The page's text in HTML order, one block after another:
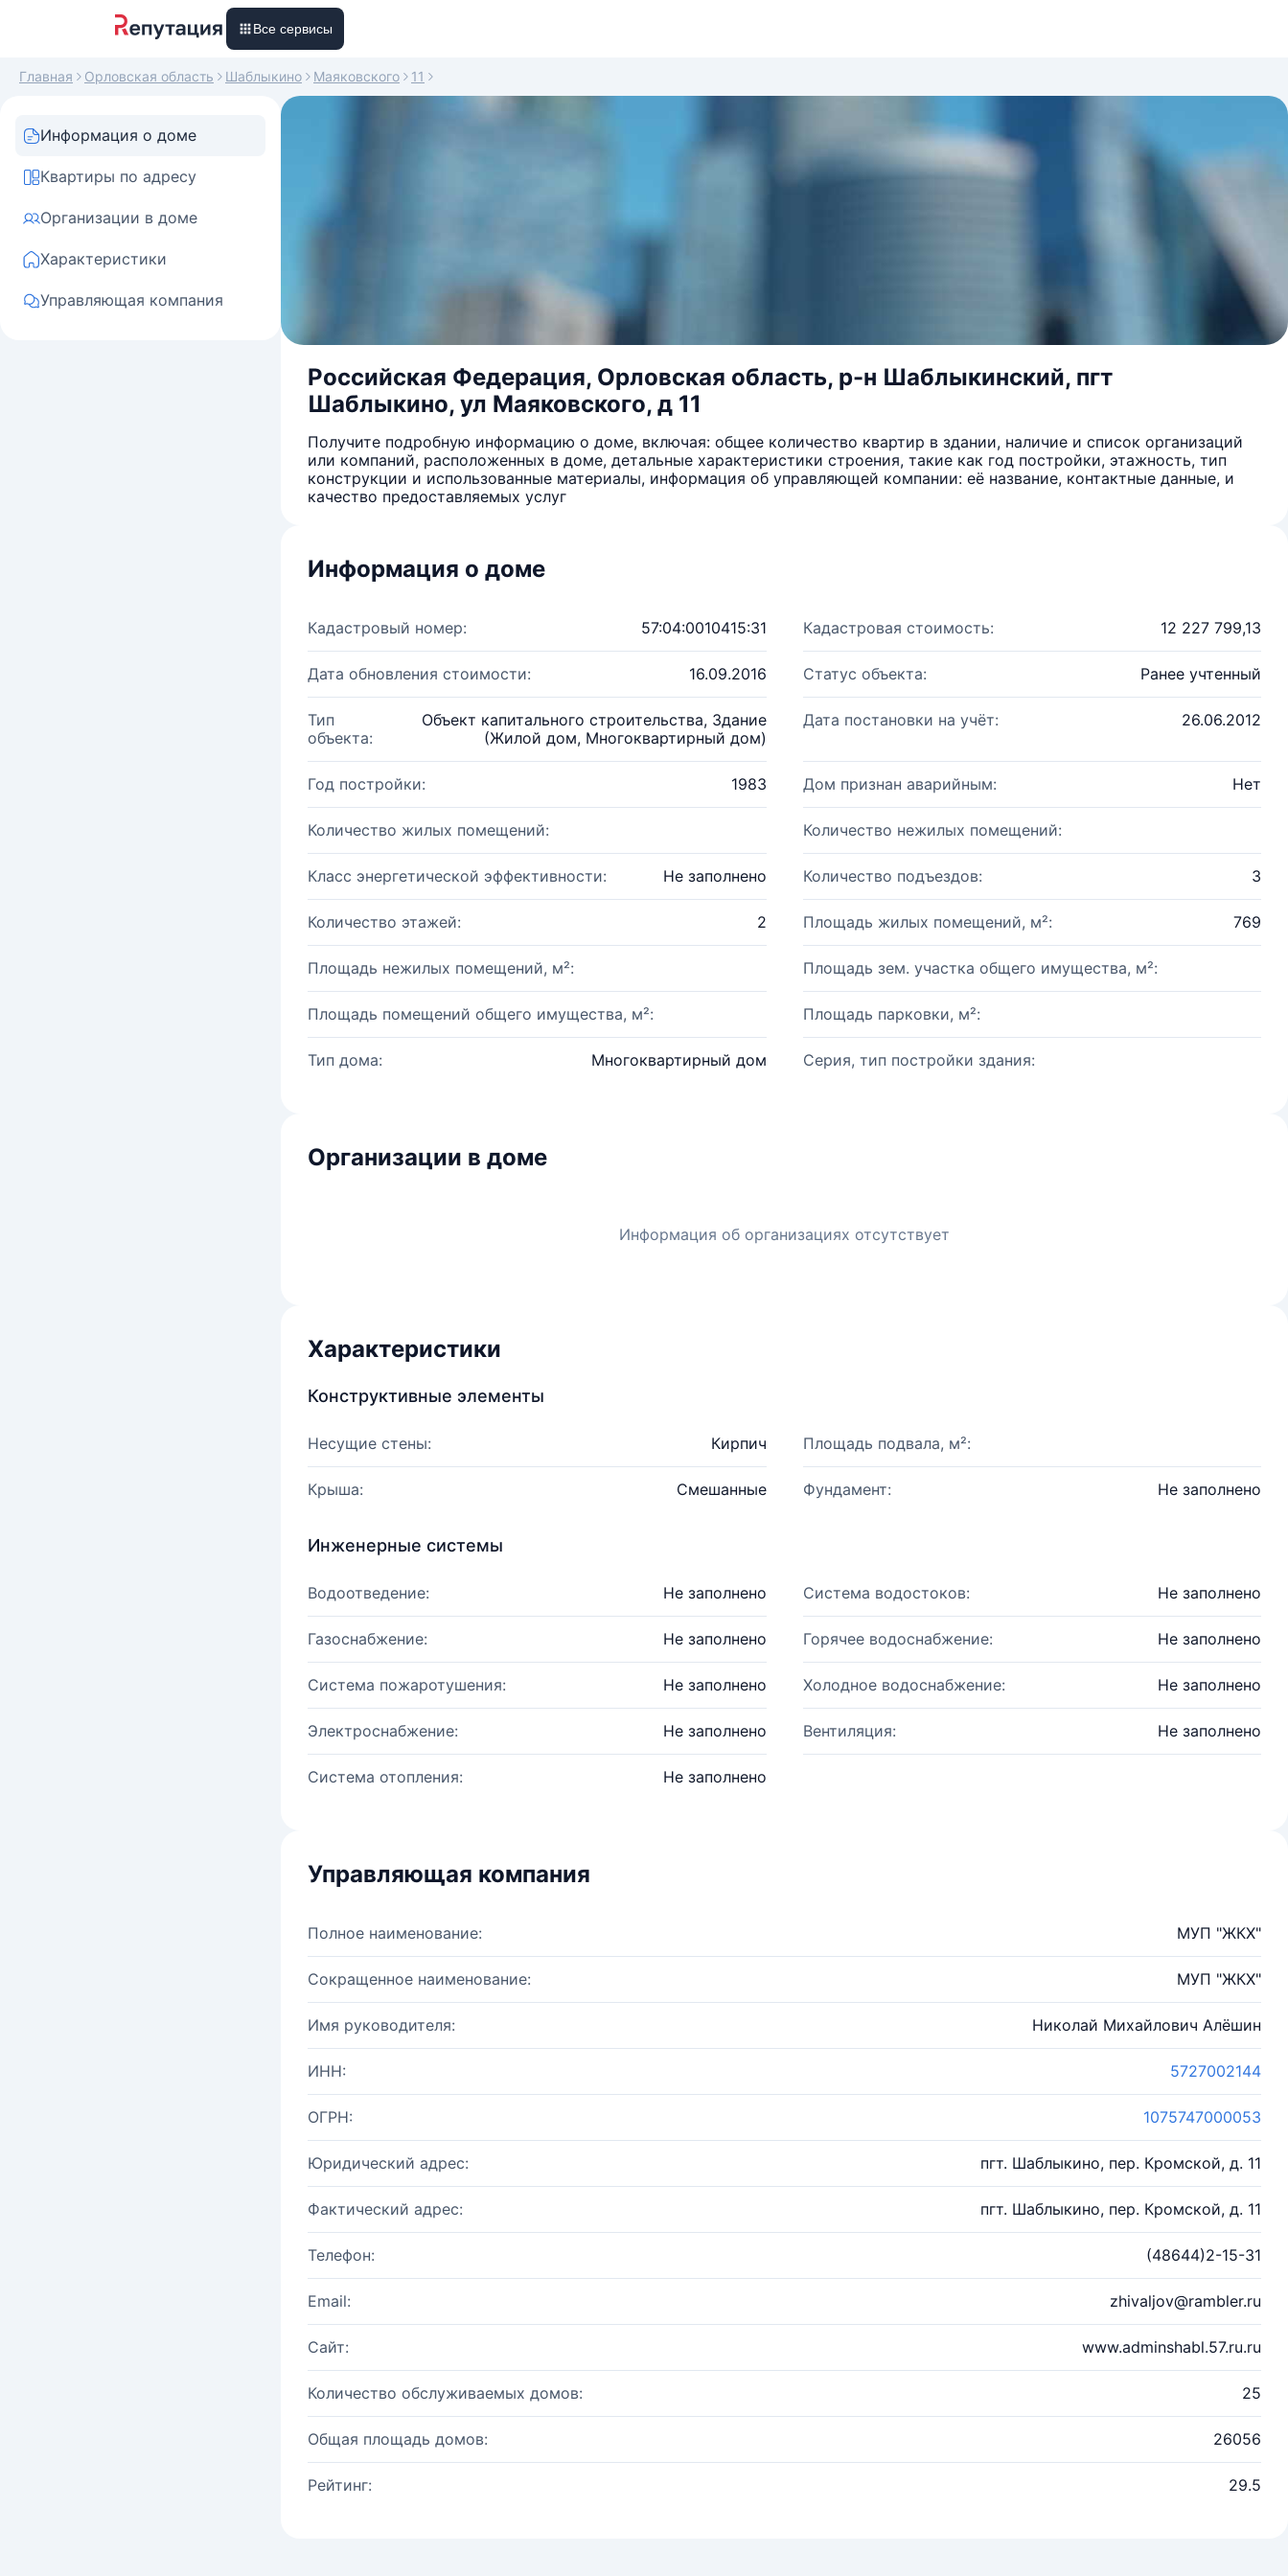
Все сервисы
Главная Орловская область Шаблыкино Маяковского 11
Информация о доме
Квартиры по адресу
Организации в доме
Характеристики
Управляющая компания
Российская Федерация, Орловская область, р-н Шаблыкинский, пгт
Шаблыкино, ул Маяковского, д 11
Получите подробную информацию о доме, включая: общее количество квартир в здании, наличие и список организаций
или компаний, расположенных в доме, детальные характеристики строения, такие как год постройки, этажность, тип
конструкции и использованные материалы, информация об управляющей компании: её название, контактные данные, и
качество предоставляемых услуг
Информация о доме
Кадастровый номер: 57:04:0010415:31 Кадастровая стоимость: 12 227 799,13
Дата обновления стоимости: 16.09.2016 Статус объекта: Ранее учтенный
Тип
объекта:
Объект капитального строительства, Здание
(Жилой дом, Многоквартирный дом)
Дата постановки на учёт: 26.06.2012
Год постройки: 1983 Дом признан аварийным: Нет
Количество жилых помещений: Количество нежилых помещений:
Класс энергетической эффективности: Не заполнено Количество подъездов: 3
Количество этажей: 2 Площадь жилых помещений, м²: 769
Площадь нежилых помещений, м²: Площадь зем. участка общего имущества, м²:
Площадь помещений общего имущества, м²: Площадь парковки, м²:
Тип дома: Многоквартирный дом Серия, тип постройки здания:
Организации в доме
Информация об организациях отсутствует
Характеристики
Конструктивные элементы
Несущие стены: Кирпич Площадь подвала, м²:
Крыша: Смешанные Фундамент: Не заполнено
Инженерные системы
Водоотведение: Не заполнено Система водостоков: Не заполнено
Газоснабжение: Не заполнено Горячее водоснабжение: Не заполнено
Система пожаротушения: Не заполнено Холодное водоснабжение: Не заполнено
Электроснабжение: Не заполнено Вентиляция: Не заполнено
Система отопления: Не заполнено
Управляющая компания
Полное наименование: МУП "ЖКХ"
Сокращенное наименование: МУП "ЖКХ"
Имя руководителя: Николай Михайлович Алёшин
ИНН: 5727002144
ОГРН: 1075747000053
Юридический адрес: пгт. Шаблыкино, пер. Кромской, д. 11
Фактический адрес: пгт. Шаблыкино, пер. Кромской, д. 11
Телефон: (48644)2-15-31
Email: zhivaljov@rambler.ru
Сайт: www.adminshabl.57.ru.ru
Количество обслуживаемых домов: 25
Общая площадь домов: 26056
Рейтинг: 29.5